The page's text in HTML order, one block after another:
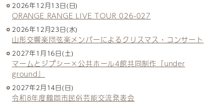
2026年12月13日(日)
ORANGE RANGE LIVE TOUR 026-027
2026年12月23日(水)
山形交響楽団弦楽メンバーによるクリスマス・コンサート
2027年1月16日(土)
マームとジプシー×公共ホール4館共同制作『under
ground』
2027年2月14日(日)
令和8年度鶴岡市民俗芸能交流発表会